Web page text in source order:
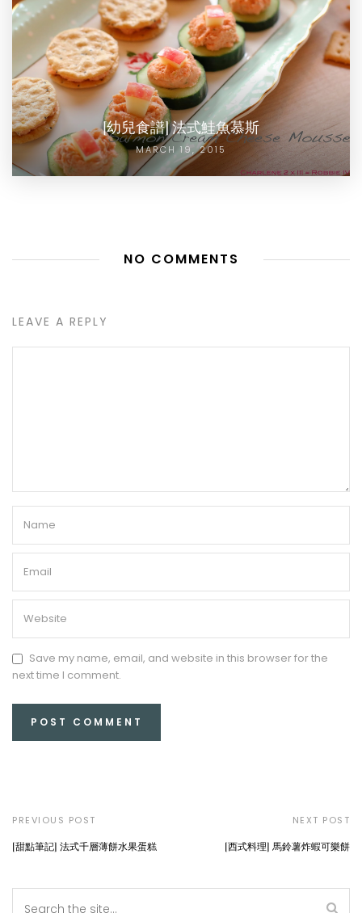
[幼兒食譜] 法式鮭魚慕斯
MARCH 19, 2015
NO COMMENTS
LEAVE A REPLY
Save my name, email, and website in this browser for the
next time I comment.
PREVIOUS POST
[甜點筆記] 法式千層薄餅水果蛋糕
NEXT POST
[西式料理] 馬鈴薯炸蝦可樂餅